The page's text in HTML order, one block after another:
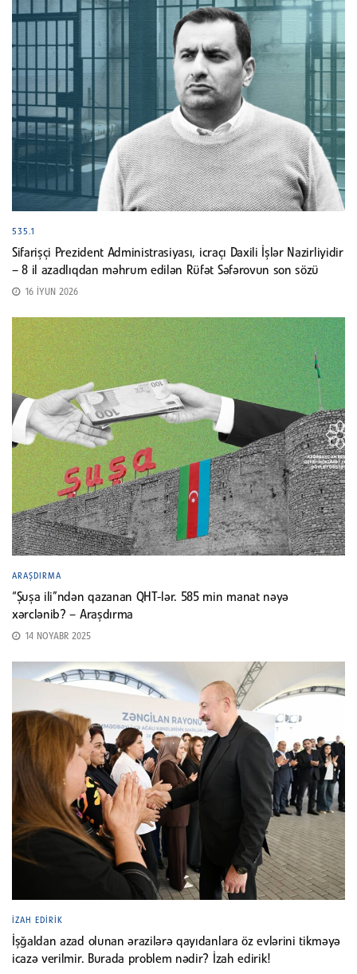
535.1
Sifarişçi Prezident Administrasiyası, icraçı Daxili İşlər Nazirliyidir
– 8 il azadlıqdan məhrum edilən Rüfət Səfərovun son sözü
16 İYUN 2026
ARAŞDIRMA
“Şuşa ili”ndən qazanan QHT-lər. 585 min manat nəyə
xərclənib? – Araşdırma
14 NOYABR 2025
İZAH EDIRIK
İşğaldan azad olunan ərazilərə qayıdanlara öz evlərini tikməyə
icazə verilmir. Burada problem nədir? İzah edirik!